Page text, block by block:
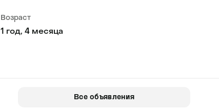
Возраст
1 год, 4 месяца
Все объявления